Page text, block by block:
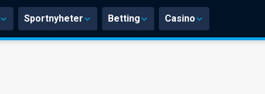
Sportnyheter Betting Casino